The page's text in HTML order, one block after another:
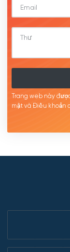
Trang web này
mật và Điều khoản